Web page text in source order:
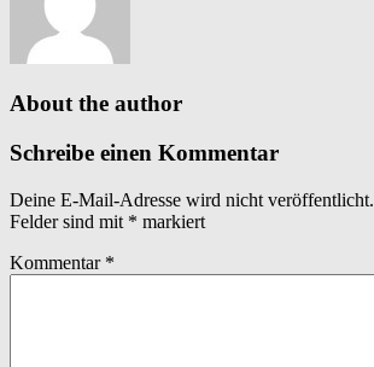
About the author
Schreibe einen Kommentar
Deine E-Mail-Adresse wird nicht veröffentlicht.
Felder sind mit * markiert
Kommentar *